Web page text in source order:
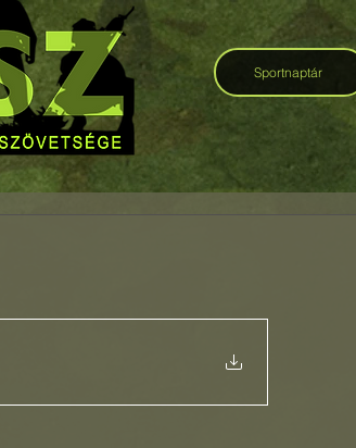
Sportnaptár